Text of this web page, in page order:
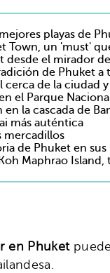
playas de
Town, un 'must'
desde el mirador
de Phuket a
cerca de la ciudad
el Parque
la cascada de
más auténtica
mercadillos
de Phuket en sus
Maphrao
en Phuket